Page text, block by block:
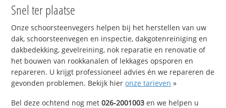
Snel ter plaatse
Onze schoorsteenvegers helpen bij het herstellen van uw
dak, schoorsteenvegen en inspectie, dakgotenreiniging en
dakbedekking, gevelreining, nok reparatie en renovatie of
het bouwen van rookkanalen of lekkages opsporen en
repareren. U krijgt professioneel advies én we repareren de
gevonden problemen. Bekijk hieronze tarieven »
Bel deze ochtend nog met026-2001003 en we helpen u